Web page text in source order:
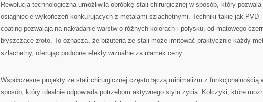
Rewolucja technologiczna umożliwiła obróbkę stali chirurgicznej w sposób, który pozwala
osiągnięcie wykończeń konkurujących z metalami szlachetnymi. Techniki takie jak PVD
coating pozwalają na nakładanie warstw o różnych kolorach i połysku, od matowego
błyszczące złoto. To oznacza, że biżuteria ze stali może imitować praktycznie każdy
szlachetny, oferując podobne efekty wizualne za ułamek ceny.
Współczesne projekty ze stali chirurgicznej często łączą minimalizm z funkcjonalnością
sposób, który idealnie odpowiada potrzebom aktywnego stylu życia. Kolczyki, które